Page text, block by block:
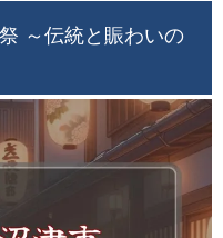
～伝統と賑わいの